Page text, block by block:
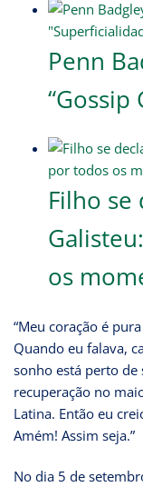
Penn
“Gossip
Filho se
os
“Meu coração é
Quando eu falava,
sonho está perto de
recuperação no
Latina. Então eu
Amém! Assim seja.”
No dia 5 de